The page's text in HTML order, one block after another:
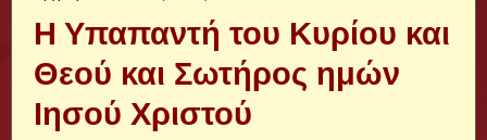
Η Υπαπαντή του Κυρίου και
Θεού και Σωτήρος ημών
Ιησού Χριστού